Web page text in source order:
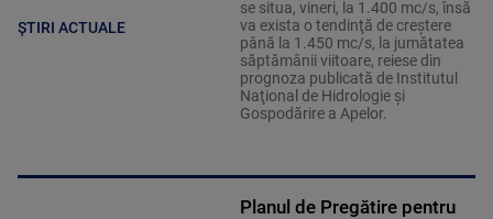
ȘTIRI ACTUALE
se situa, vineri, la 1.400 mc/s, însă
va exista o tendinţă de creştere
până la 1.450 mc/s, la jumătatea
săptămânii viitoare, reiese din
prognoza publicată de Institutul
Naţional de Hidrologie şi
Gospodărire a Apelor.
Planul de Pregătire pentru